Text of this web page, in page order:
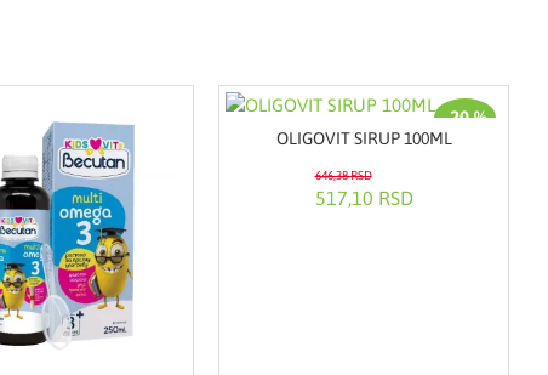
-20 %
OLIGOVIT SIRUP 100ML
517,10 RSD
646,38 RSD